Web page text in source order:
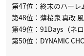
第47位：終末のハーレ
第48位：薄桜鬼 真改
第49位：91Days（ネ
第50位：DYNAMIC